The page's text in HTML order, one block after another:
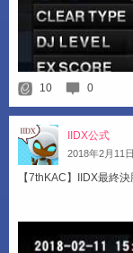
10 0
IIDX公式
2018年2月 11 日
【7thKAC】IIDX最終